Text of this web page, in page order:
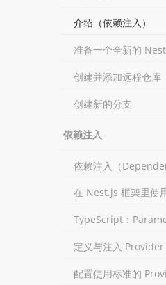
介绍（依赖注入）
准备一个全新的
创建并添加远程仓库
创建新的分支
依赖注入
依赖注入（
在 Nest.js 框架里使
TypeScript：
定义与注入 Provider
配置使用标准的